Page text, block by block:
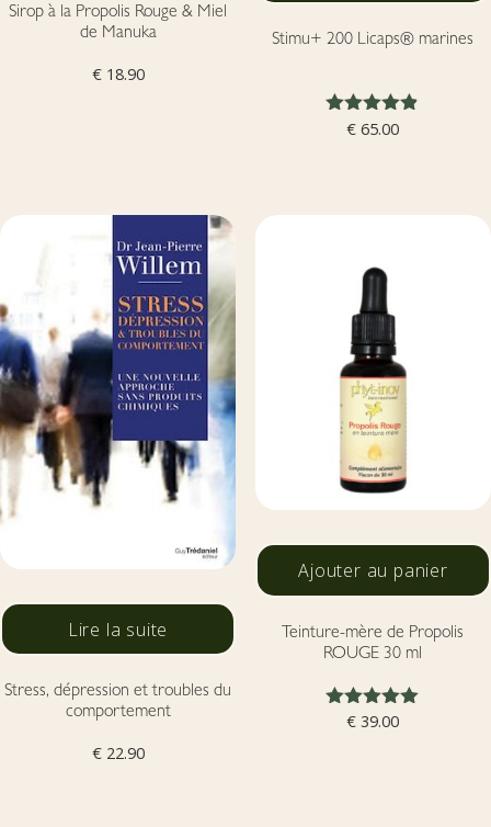
Sirop à la Propolis Rouge & Miel
de Manuka
€18.90
Stimu+ 200 Licaps® marines
Note
€ 65.00
Lire la suite
Stress, dépression et troubles du
comportement
€22.90
Ajouter au panier
Teinture-mère de Propolis
ROUGE 30 ml
Note
€ 39.00